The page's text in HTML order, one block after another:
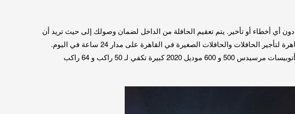
أي أخطاء أو تأخير. يتم تعقيم الحافلة من الداخل لضمان وصولك إلى حيث تريد أن
تكون بأمان. يشمل خط سير الرحلة السائق ، والوقود، وإكرامية السائق ، والتذكرة.نقدم أفضل خدمة في القاهرة لتأجير الحافلات والحافلات الصغيرة في القاهرة على مدار 24 ساعة في اليوم.
توفر الشركة للسائقين المخلصين أعلى مستوى من الخبرة والمعرفة على الطريق وفهم قوي للطريق.نقدم أتوبيسات مرسيدس 500 و 600 موديل 2020 كبيرة تكفي لـ 50 راكب و 64 راكب